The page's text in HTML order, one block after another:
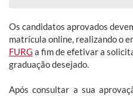
Os candidatos aprovados
matrícula online, realizando o
FURG a fim de efetivar a
graduação desejado.
Após consultar a sua